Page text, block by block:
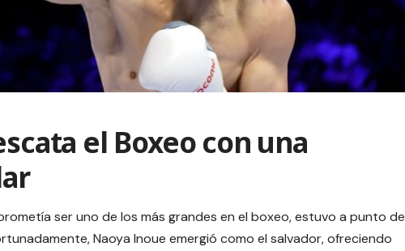
el Boxeo con una
ser uno de los más grandes en el boxeo, estuvo a punto de
Naoya Inoue emergió como el salvador, ofreciendo